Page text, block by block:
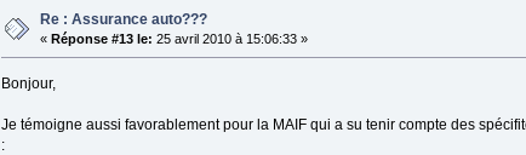
Re : Assurance auto???
« Réponse #13 le: 25 avril 2010 à 15:06:33 »
Bonjour,
Je témoigne aussi favorablement pour la MAIF qui a su tenir compte des
: